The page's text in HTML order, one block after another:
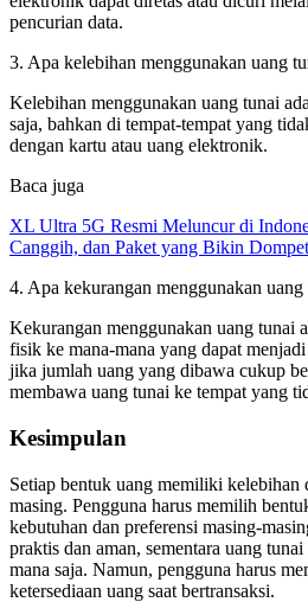
pencurian data.
3. Apa kelebihan menggunakan uang
Kelebihan menggunakan uang tunai
saja, bahkan di tempat-tempat yang
dengan kartu atau uang elektronik.
Baca juga
XL Ultra 5G Resmi Meluncur di
Canggih, dan Paket yang Bikin
4. Apa kekurangan menggunakan uang
Kekurangan menggunakan uang tunai
fisik ke mana-mana yang dapat
jika jumlah uang yang dibawa cukup
membawa uang tunai ke tempat yang
Kesimpulan
Setiap bentuk uang memiliki kelebihan
masing. Pengguna harus memilih
kebutuhan dan preferensi masing-
praktis dan aman, sementara uang
mana saja. Namun, pengguna harus
ketersediaan uang saat bertransaksi.